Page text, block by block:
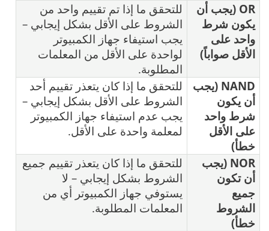
OR (يجب أن
يكون شرط
واحد على
الأقل صواباً)
للتحقق ما إذا تم تقييم واحد من
الشروط على الأقل بشكل إيجابي –
يجب استيفاء جهاز الكمبيوتر
لواحدة على الأقل من المعلمات
المطلوبة.
NAND (يجب
أن يكون
شرط واحد
على الأقل
خطأ)
للتحقق ما إذا كان يتعذر تقييم أحد
الشروط على الأقل بشكل إيجابي –
يجب عدم استيفاء جهاز الكمبيوتر
لمعلمة واحدة على الأقل.
NOR (يجب
أن تكون
جميع
الشروط
خطأ)
للتحقق ما إذا كان يتعذر تقييم جميع
الشروط بشكل إيجابي – لا
يستوفي جهاز الكمبيوتر أي من
المعلمات المطلوبة.